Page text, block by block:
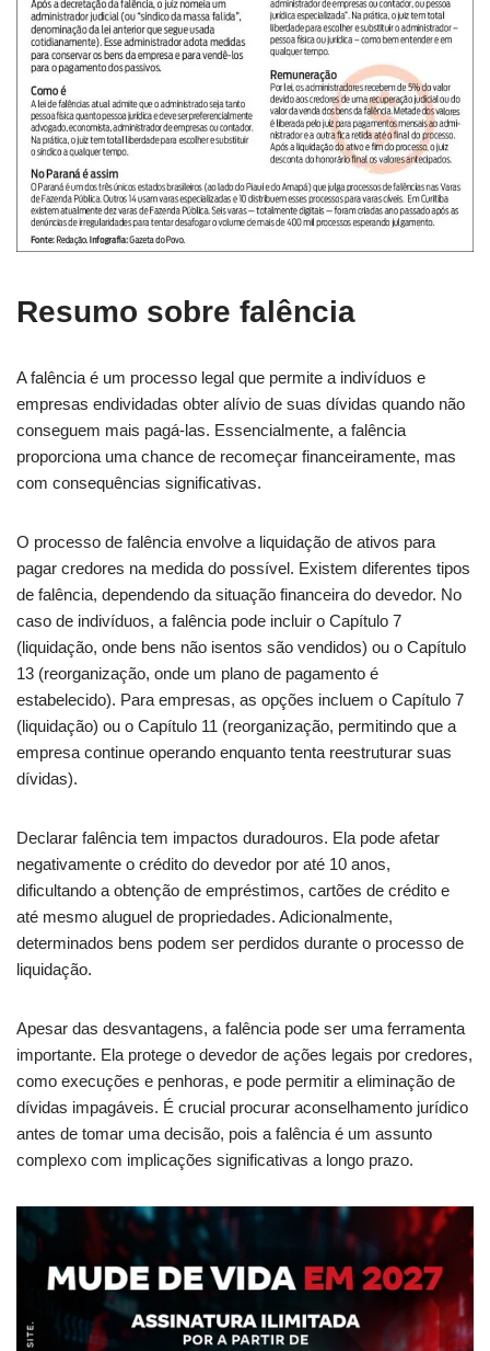
Resumo sobre falência
A falência é um processo legal que permite a indivíduos e
empresas endividadas obter alívio de suas dívidas quando não
conseguem mais pagá-las. Essencialmente, a falência
proporciona uma chance de recomeçar financeiramente, mas
com consequências significativas.
O processo de falência envolve a liquidação de ativos para
pagar credores na medida do possível. Existem diferentes tipos
de falência, dependendo da situação financeira do devedor. No
caso de indivíduos, a falência pode incluir o Capítulo 7
(liquidação, onde bens não isentos são vendidos) ou o Capítulo
13 (reorganização, onde um plano de pagamento é
estabelecido). Para empresas, as opções incluem o Capítulo 7
(liquidação) ou o Capítulo 11 (reorganização, permitindo que a
empresa continue operando enquanto tenta reestruturar suas
dívidas).
Declarar falência tem impactos duradouros. Ela pode afetar
negativamente o crédito do devedor por até 10 anos,
dificultando a obtenção de empréstimos, cartões de crédito e
até mesmo aluguel de propriedades. Adicionalmente,
determinados bens podem ser perdidos durante o processo de
liquidação.
Apesar das desvantagens, a falência pode ser uma ferramenta
importante. Ela protege o devedor de ações legais por credores,
como execuções e penhoras, e pode permitir a eliminação de
dívidas impagáveis. É crucial procurar aconselhamento jurídico
antes de tomar uma decisão, pois a falência é um assunto
complexo com implicações significativas a longo prazo.